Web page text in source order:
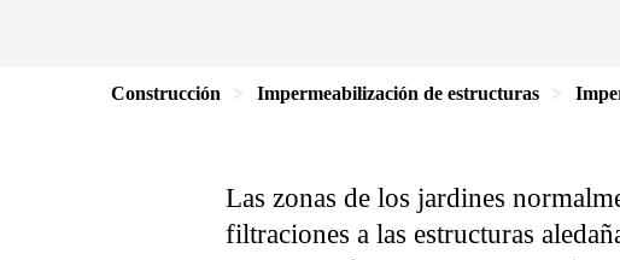
Construcción Impermeabilización de estructuras
Las zonas de los jardines
filtraciones a las estructuras